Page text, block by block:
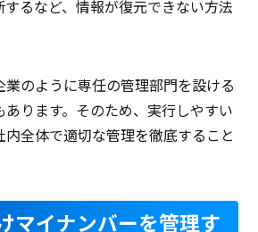
るなど、情報が復元できない方法
のように専任の管理部門を設ける
ります。そのため、実行しやすい
全体で適切な管理を徹底すること
マイナンバーを管理す